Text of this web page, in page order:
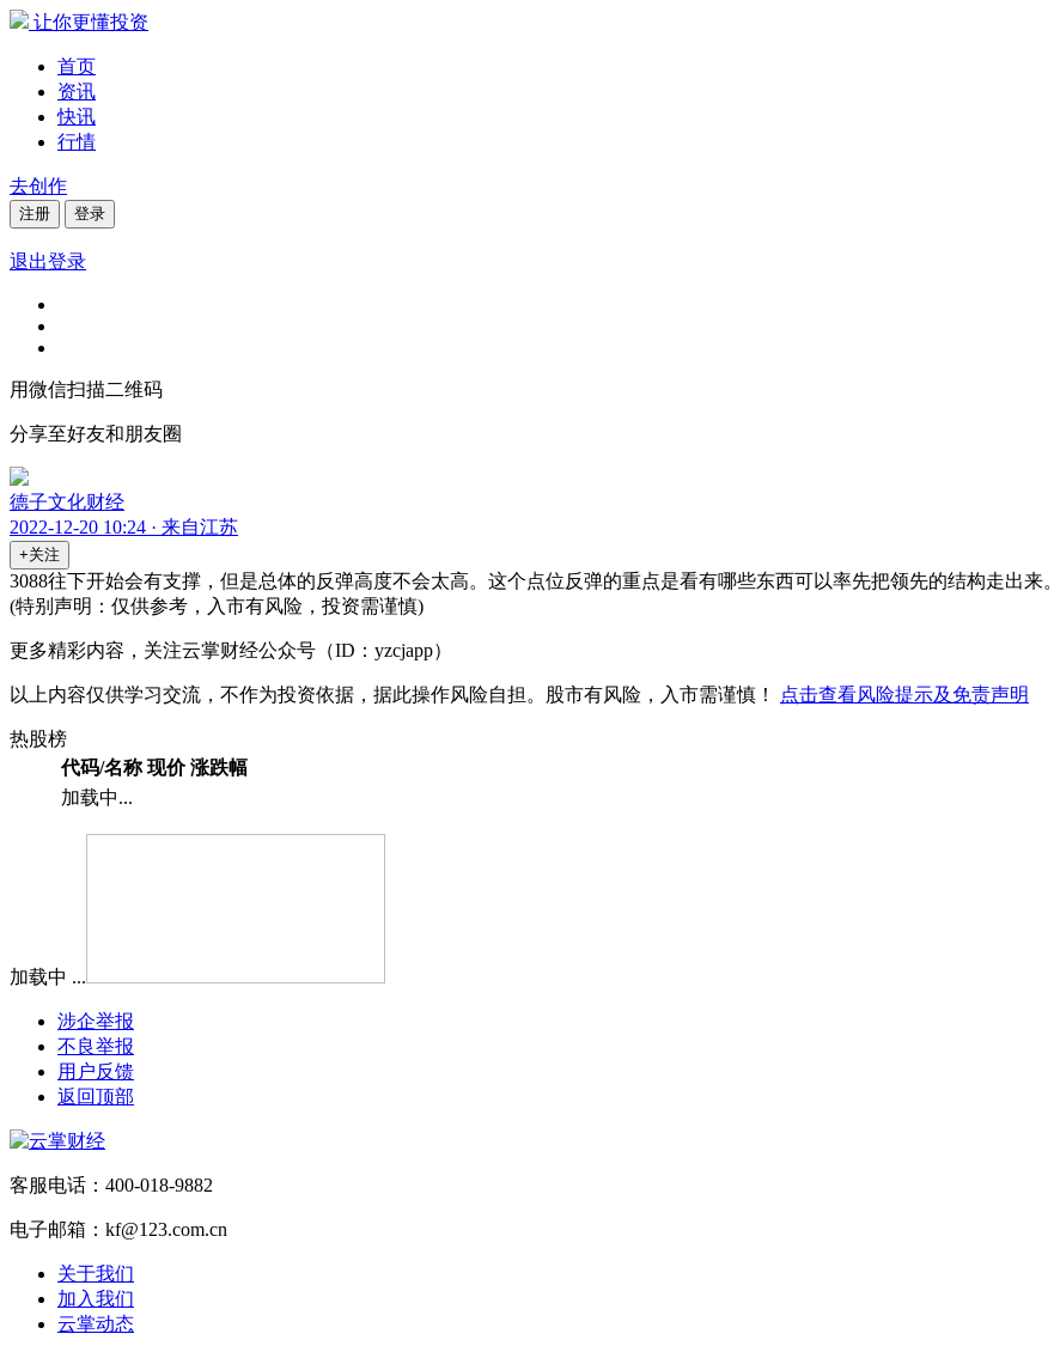
让你更懂投资
首页
资讯
快讯
行情
去创作
注册 登录
退出登录
用微信扫描二维码
分享至好友和朋友圈
德子文化财经
2022-12-20 10:24 · 来自江苏
+关注
3088往下开始会有支撑，但是总体的反弹高度不会太高。这个点位反弹的重点是看有哪些东西可以率先把领先的结构走出来。
(特别声明：仅供参考，入市有风险，投资需谨慎)
更多精彩内容，关注云掌财经公众号（ID：yzcjapp）
以上内容仅供学习交流，不作为投资依据，据此操作风险自担。股市有风险，入市需谨慎！ 点击查看风险提示及免责声明
热股榜
代码/名称 现价 涨跌幅
加载中...
加载中 ...
涉企举报
不良举报
用户反馈
返回顶部
客服电话：400-018-9882
电子邮箱：kf@123.com.cn
关于我们
加入我们
云掌动态